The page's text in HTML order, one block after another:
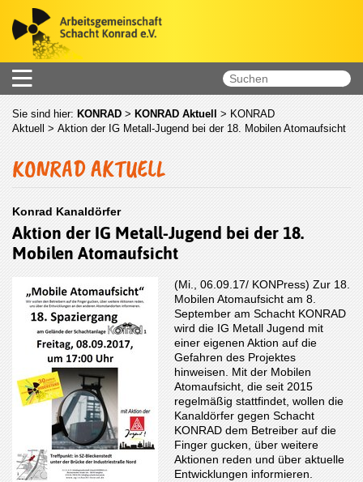
Sie sind hier: KONRAD > KONRAD Aktuell > KONRAD
Aktuell
> Aktion der IG Metall-Jugend bei der 18. Mobilen Atomaufsicht
KONRAD AKTUELL
Konrad Kanaldörfer
Aktion der IG Metall-Jugend bei der 18.
Mobilen Atomaufsicht
(Mi., 06.09.17/ KONPress) Zur 18.
Mobilen Atomaufsicht am 8.
September am Schacht KONRAD
wird die IG Metall Jugend mit
einer eigenen Aktion auf die
Gefahren des Projektes
hinweisen. Mit der Mobilen
Atomaufsicht, die seit 2015
regelmäßig stattfindet, wollen die
Kanaldörfer gegen Schacht
KONRAD dem Betreiber auf die
Finger gucken, über weitere
Aktionen reden und über aktuelle
Entwicklungen informieren.